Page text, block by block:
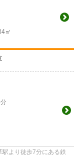
㎡
駅より徒歩7分にある鉄